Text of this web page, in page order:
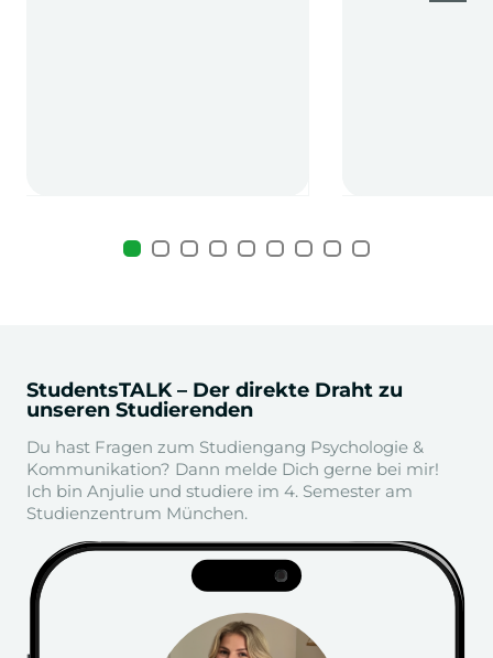
StudentsTALK – Der direkte Draht zu
unseren Studierenden
Du hast Fragen zum Studiengang Psychologie &
Kommunikation? Dann melde Dich gerne bei mir!
Ich bin Anjulie und studiere im 4. Semester am
Studienzentrum München.